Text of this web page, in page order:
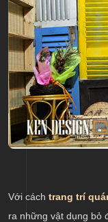
Với cách trang trí
ra những vật dụng bỏ